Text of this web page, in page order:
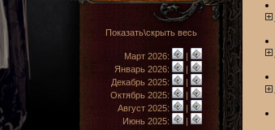
Показать\скрыть весь
Март 2026:
|
Январь 2026:
|
Декабрь 2025:
|
Октябрь 2025:
|
Август 2025:
|
Июнь 2025:
|